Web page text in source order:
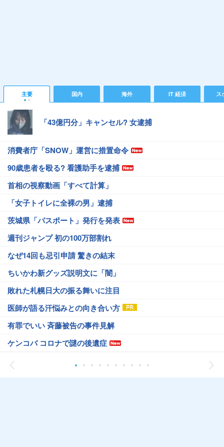
主要 国内 海外 IT 経済 ス
「43億円分」キャンセル? 女逮捕
消費者庁「SNOW」運営に措置命令
90歳患者を殴る? 看護助手を逮捕
首相の視察動画「すべて計算」
「女子トイレに全裸の男」逮捕
茨城県「パスポート」発行を発表
週刊ジャンプ 初の100万部割れ
なぜ14回も忌引申請 驚きの結末
ちいかわ新グッズ説明文に「闇」
敗れた札幌日大の振る舞いに注目
医師が語る汗悩みとの向き合い方
有罪でいい 斉藤被告の事件見解
ケンコバ コロナで謎の後遺症